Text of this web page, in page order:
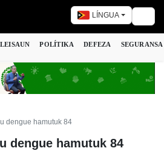
LÍNGUA
POLÍTIKA DEFEZA SEGURANSA
dengue hamutuk 84
dengue hamutuk 84